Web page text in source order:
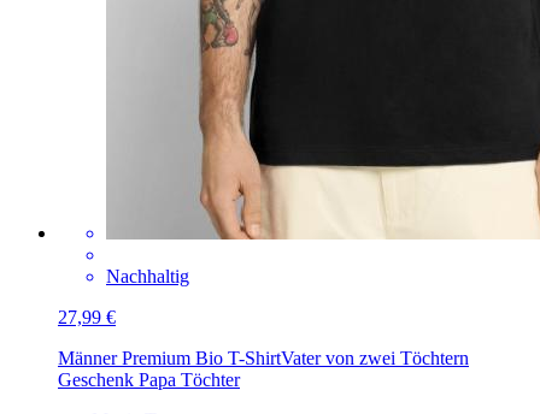
Nachhaltig
27,99 €
Männer Premium Bio T-ShirtVater von zwei Töchtern
Geschenk Papa Töchter